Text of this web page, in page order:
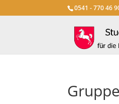
0541 - 770 46